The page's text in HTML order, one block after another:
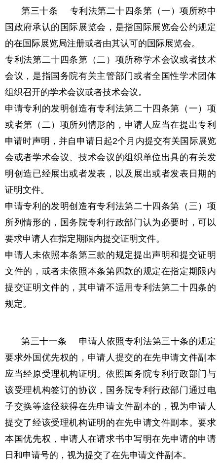
第三十条 专利法第二十四条第（一）项所称中
国政府承认的国际展览会，是指国际展览会公约规定
的在国际展览局注册或者由其认可的国际展览会。
专利法第二十四条第（二）项所称学术会议或者技术
会议，是指国务院有关主管部门或者全国性学术团体
组织召开的学术会议或者技术会议。
申请专利的发明创造有专利法第二十四条第（一）项
或者第（二）项所列情形的，申请人应当在提出专利
申请时声明，并自申请日起2个月内提交有关国际展览
会或者学术会议、技术会议的组织单位出具的有关发
明创造已经展出或者发表，以及展出或者发表日期的
证明文件。
申请专利的发明创造有专利法第二十四条第（三）项
所列情形的，国务院专利行政部门认为必要时，可以
要求申请人在指定期限内提交证明文件。
申请人未依照本条第三款的规定提出声明和提交证明
文件的，或者未依照本条第四款的规定在指定期限内
提交证明文件的，其申请不适用专利法第二十四条的
规定。
第三十一条 申请人依照专利法第三十条的规定
要求外国优先权的，申请人提交的在先申请文件副本
应当经原受理机构证明。依照国务院专利行政部门与
该受理机构签订的协议，国务院专利行政部门通过电
子交换等途径获得在先申请文件副本的，视为申请人
提交了经该受理机构证明的在先申请文件副本。要求
本国优先权，申请人在请求书中写明在先申请的申请
日和申请号的，视为提交了在先申请文件副本。